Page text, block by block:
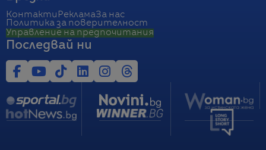
Контакти РекламаЗа нас
Политика за поверителност
Управление на предпочитания
Последвай ни